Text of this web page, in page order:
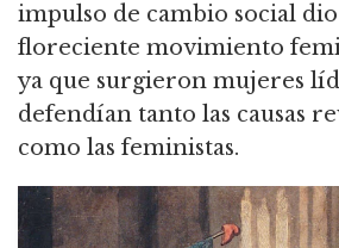
impulso de cambio social
floreciente movimiento
ya que surgieron mujeres
defendían tanto las causas
como las feministas.